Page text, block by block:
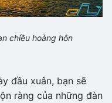
chiều hoàng hôn
đầu xuân, bạn sẽ
ràng của những đàn